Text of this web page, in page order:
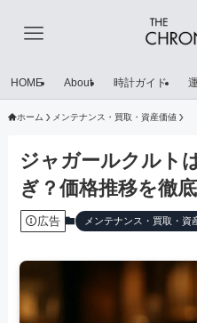
HOME About 時計ガイド
ホーム メンテナンス・買取・資産価値
ジャガールクルト
ぎ？価格推移を徹
広告 メンテナンス・買取・資